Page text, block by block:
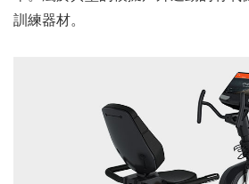
訓練器材。